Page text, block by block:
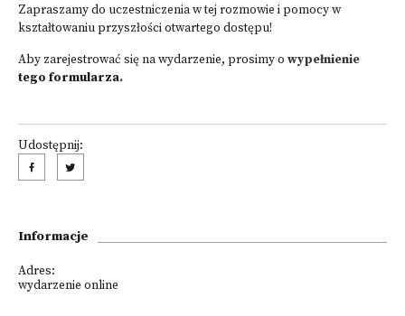
Zapraszamy do uczestniczenia w tej rozmowie i pomocy w
kształtowaniu przyszłości otwartego dostępu!
Aby zarejestrować się na wydarzenie, prosimy o wypełnienie
tego formularza.
Udostępnij:
Informacje
Adres:
wydarzenie online